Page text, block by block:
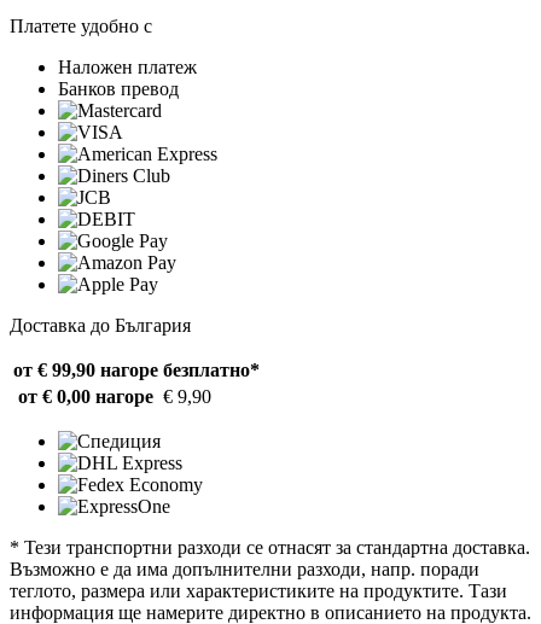
Платете удобно с
Наложен платеж
Банков превод
Доставка до България
от € 99,90 нагоре безплатно*
от € 0,00 нагоре € 9,90
* Тези транспортни разходи се отнасят за стандартна доставка.
Възможно е да има допълнителни разходи, напр. поради
теглото, размера или характеристиките на продуктите. Тази
информация ще намерите директно в описанието на продукта.